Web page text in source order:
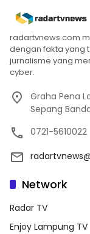
radartvnews.com
dengan fakta yang
jurnalisme yang
cyber.
Graha Pena
Sepang
0721-5610022
Network
Radar TV
Enjoy Lampung TV